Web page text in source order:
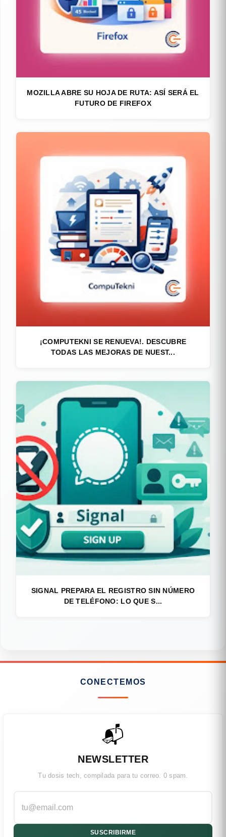
MOZILLA ABRE SU HOJA DE RUTA: ASÍ SERÁ EL
FUTURO DE FIREFOX
¡COMPUTEKNI SE RENUEVA!. DESCUBRE
TODAS LAS MEJORAS DE NUEST...
SIGNAL PREPARA EL REGISTRO SIN NÚMERO
DE TELÉFONO: LO QUE S...
CONECTEMOS
📬
NEWSLETTER
Tu dosis tech, compilada para tu correo. 0 spam.
SUSCRIBIRME